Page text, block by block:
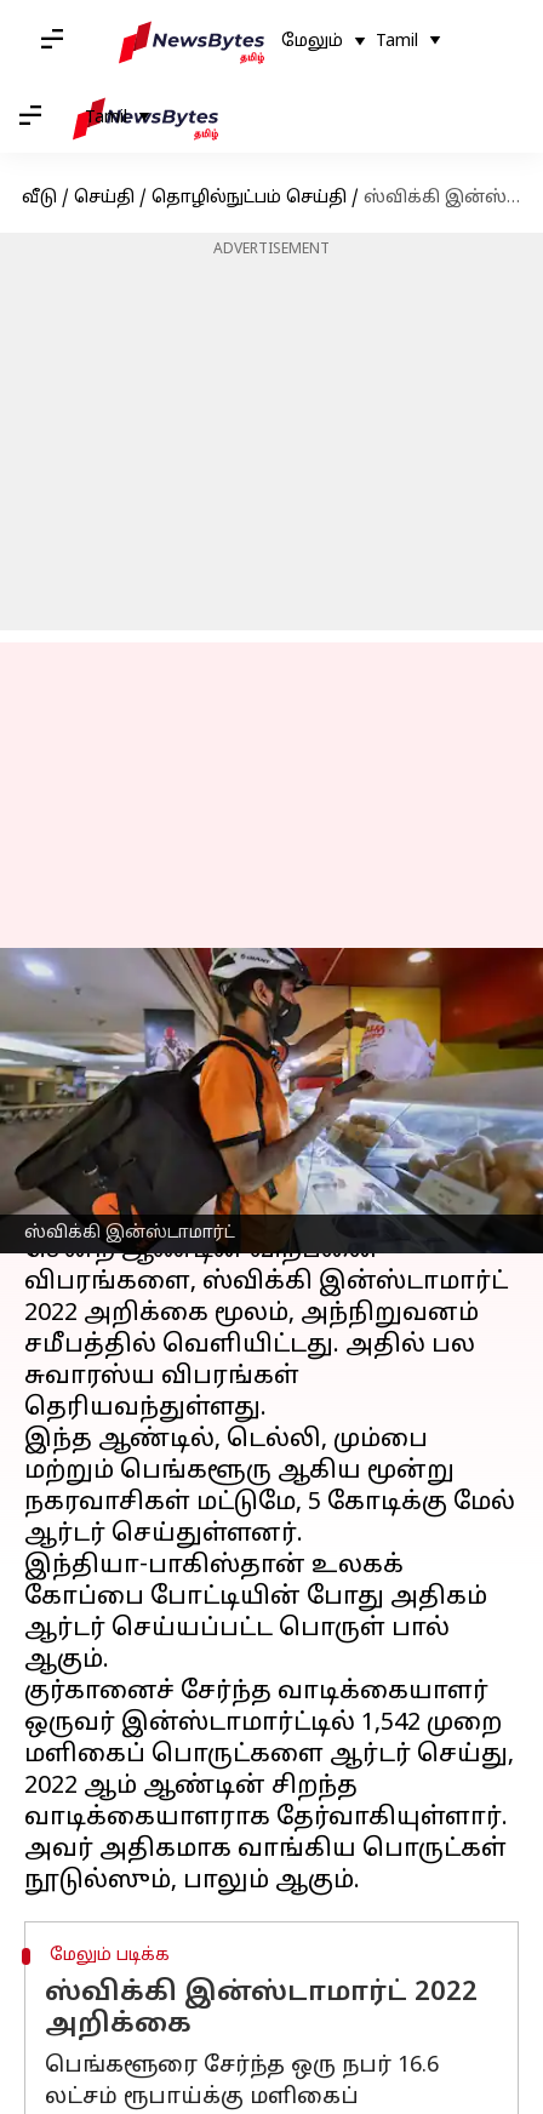
மேலும் Tamil
Tamil
வீடு / செய்தி / தொழில்நுட்பம் செய்தி / ஸ்விக்கி இன்ஸ்டாமார்ட்டில் 16.6 லட்சம் ரூபாய்க்கு மளிகை பொருட்கள் வாங்கிய நபர்!
ADVERTISEMENT
ஸ்விக்கி இன்ஸ்டாமார்ட்
ஸ்விக்கி
இன்ஸ்டாமார்ட்டில் 16.6
லட்சம் ரூபாய்க்கு மளிகை
பொருட்கள் வாங்கிய நபர்!
எழுதியவர் Venkatalakshmi V Dec 19, 2022 12:16 pm
செய்தி முன்னோட்டம்
சென்ற ஆண்டின் விற்பனை
விபரங்களை, ஸ்விக்கி இன்ஸ்டாமார்ட்
2022 அறிக்கை மூலம், அந்நிறுவனம்
சமீபத்தில் வெளியிட்டது. அதில் பல
சுவாரஸ்ய விபரங்கள்
தெரியவந்துள்ளது.
இந்த ஆண்டில், டெல்லி, மும்பை
மற்றும் பெங்களூரு ஆகிய மூன்று
நகரவாசிகள் மட்டுமே, 5 கோடிக்கு மேல்
ஆர்டர் செய்துள்ளனர்.
இந்தியா-பாகிஸ்தான் உலகக்
கோப்பை போட்டியின் போது அதிகம்
ஆர்டர் செய்யப்பட்ட பொருள் பால்
ஆகும்.
குர்கானைச் சேர்ந்த வாடிக்கையாளர்
ஒருவர் இன்ஸ்டாமார்ட்டில் 1,542 முறை
மளிகைப் பொருட்களை ஆர்டர் செய்து,
2022 ஆம் ஆண்டின் சிறந்த
வாடிக்கையாளராக தேர்வாகியுள்ளார்.
அவர் அதிகமாக வாங்கிய பொருட்கள்
மேலும் படிக்க
ஸ்விக்கி இன்ஸ்டாமார்ட் 2022
அறிக்கை
பெங்களூரை சேர்ந்த ஒரு நபர் 16.6
லட்சம் ரூபாய்க்கு மளிகைப்